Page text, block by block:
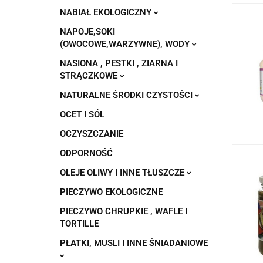
NABIAŁ EKOLOGICZNY
NAPOJE,SOKI
(OWOCOWE,WARZYWNE), WODY
NASIONA , PESTKI , ZIARNA I
STRĄCZKOWE
NATURALNE ŚRODKI CZYSTOŚCI
OCET I SÓL
OCZYSZCZANIE
ODPORNOŚĆ
OLEJE OLIWY I INNE TŁUSZCZE
PIECZYWO EKOLOGICZNE
PIECZYWO CHRUPKIE , WAFLE I
TORTILLE
PŁATKI, MUSLI I INNE ŚNIADANIOWE